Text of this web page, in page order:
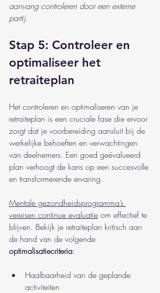
aanvang controleren door een externe
partij.
Stap 5: Controleer en
optimaliseer het
retraiteplan
Het controleren en optimaliseren van je
retraiteplan is een cruciale fase die ervoor
zorgt dat je voorbereiding aansluit bij de
werkelijke behoeften en verwachtingen
van deelnemers. Een goed geëvalueerd
plan verhoogt de kans op een succesvolle
en transformerende ervaring.
Mentale gezondheidsprogramma’s
vereisen continue evaluatie om effectief te
blijven. Bekijk je retraiteplan kritisch aan
de hand van de volgende
optimalisatiecriteria:
Haalbaarheid van de geplande
activiteiten